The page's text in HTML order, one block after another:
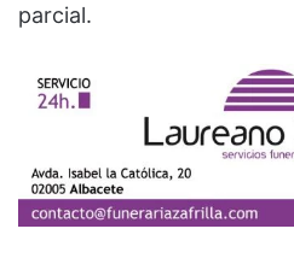
parcial.